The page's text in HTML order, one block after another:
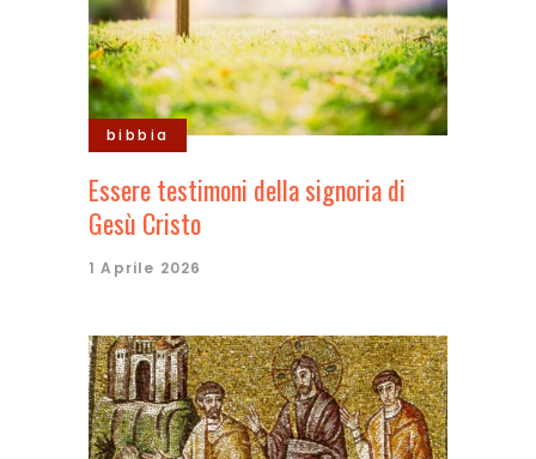
bibbia
Essere testimoni della signoria di
Gesù Cristo
1 Aprile 2026